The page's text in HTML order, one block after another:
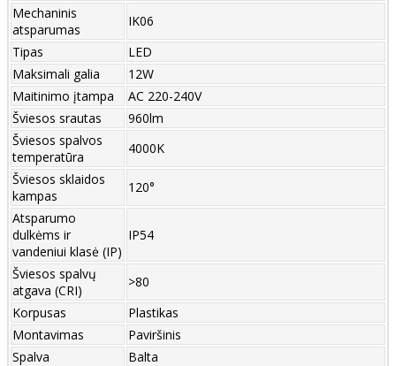
Mechaninis
atsparumas
IK06
Tipas
LED
Maksimali galia
12W
Maitinimo įtampa
AC 220-240V
Šviesos srautas
960lm
Šviesos spalvos
temperatūra
4000K
Šviesos sklaidos
kampas
120°
Atsparumo
dulkėms ir
vandeniui klasė (IP)
IP54
Šviesos spalvų
atgava (CRI)
>80
Korpusas
Plastikas
Montavimas
Paviršinis
Spalva
Balta